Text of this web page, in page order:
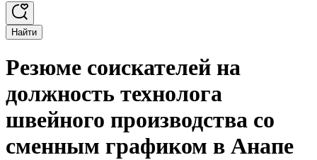
Найти
Резюме соискателей на
должность технолога
швейного производства со
сменным графиком в Анапе